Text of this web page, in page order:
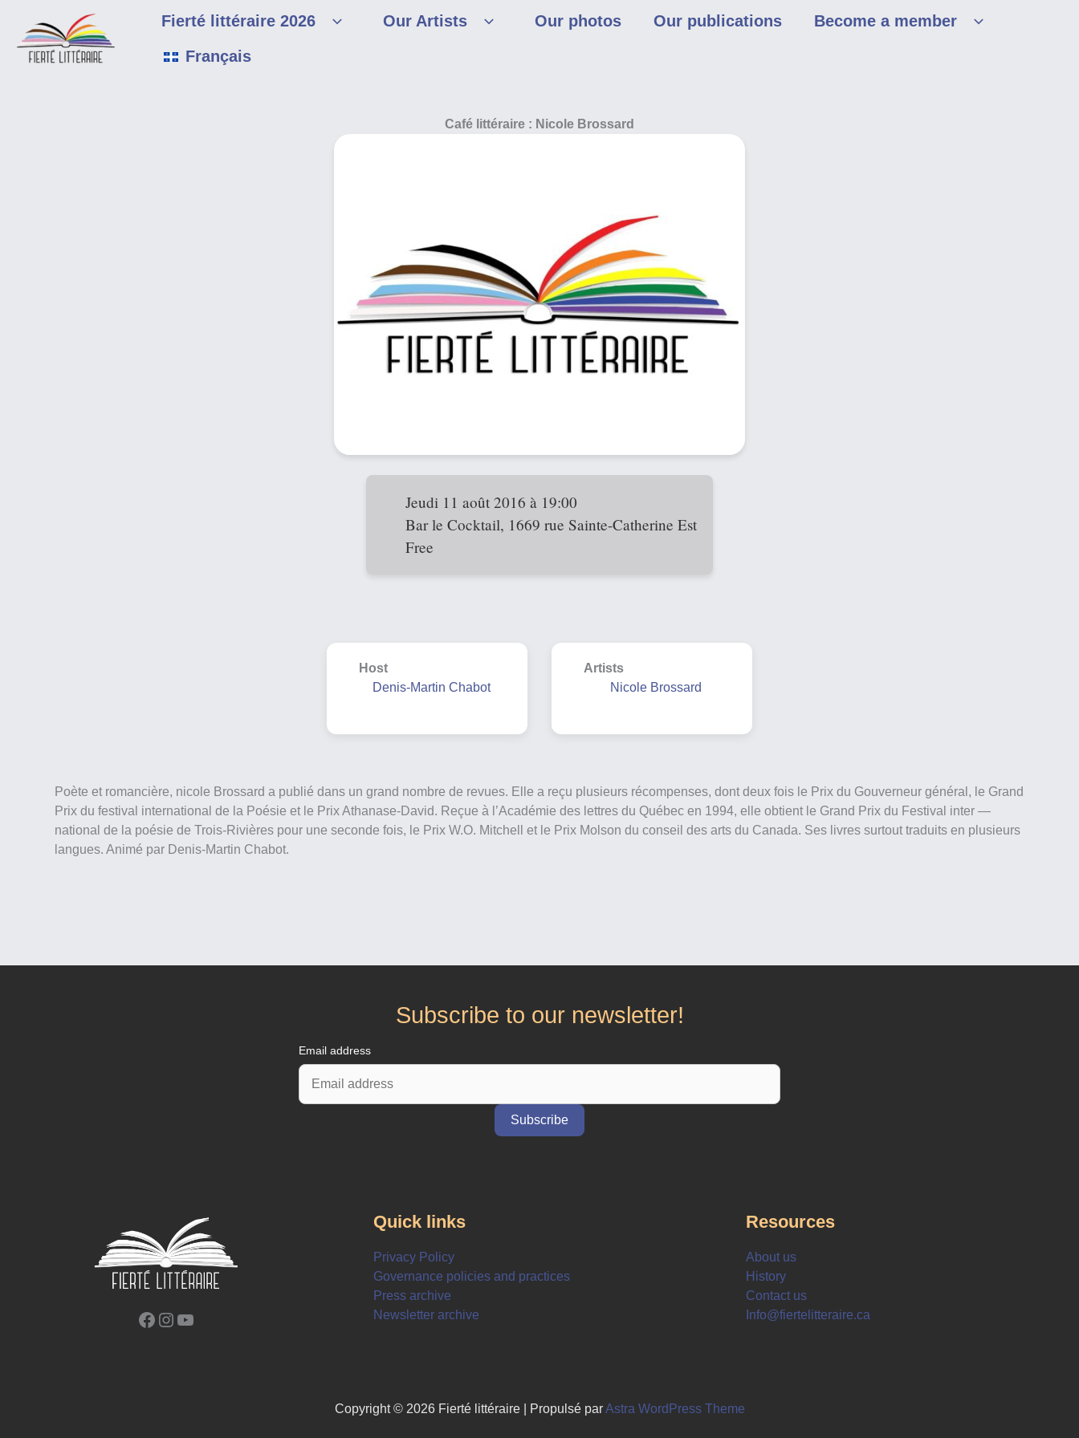
content
Fierté littéraire 2026 Our Artists Our photos Our publications
Become a member
Français
Café littéraire : Nicole Brossard
Jeudi 11 août 2016 à 19:00
Bar le Cocktail, 1669 rue Sainte-Catherine Est
Free
Host
Denis-Martin Chabot
Artists
Nicole Brossard
Poète et romancière, nicole Brossard a publié dans un grand nombre de revues. Elle a reçu plusieurs récompenses, dont deux fois le Prix du Gouverneur général, le Grand
Prix du festival international de la Poésie et le Prix Athanase-David. Reçue à l’Académie des lettres du Québec en 1994, elle obtient le Grand Prix du Festival inter —
national de la poésie de Trois-Rivières pour une seconde fois, le Prix W.O. Mitchell et le Prix Molson du conseil des arts du Canada. Ses livres surtout traduits en plusieurs
langues. Animé par Denis-Martin Chabot.
Subscribe to our newsletter!
Email address
Facebook
Instagram
YouTube
Quick links
Privacy Policy
Governance policies and practices
Press archive
Newsletter archive
Resources
About us
History
Contact us
Info@fiertelitteraire.ca
Copyright © 2026 Fierté littéraire | Propulsé par Astra WordPress Theme